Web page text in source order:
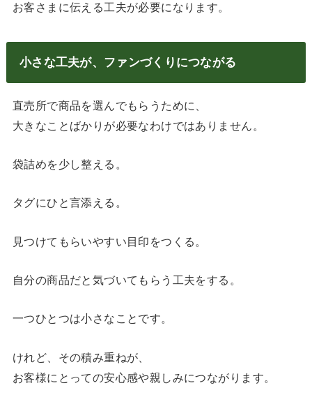
お客さまに伝える工夫が必要になります。
小さな工夫が、ファンづくりにつながる
直売所で商品を選んでもらうために、
大きなことばかりが必要なわけではありません。
袋詰めを少し整える。
タグにひと言添える。
見つけてもらいやすい目印をつくる。
自分の商品だと気づいてもらう工夫をする。
一つひとつは小さなことです。
けれど、その積み重ねが、
お客様にとっての安心感や親しみにつながります。